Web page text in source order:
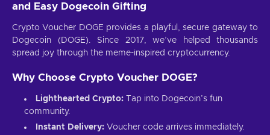
and Easy Dogecoin Gifting
Crypto Voucher DOGE provides a playful, secure gateway to
Dogecoin (DOGE). Since 2017, we’ve helped thousands
spread joy through the meme-inspired cryptocurrency.
Why Choose Crypto Voucher DOGE?
Lighthearted Crypto: Tap into Dogecoin’s fun
community.
Instant Delivery: Voucher code arrives immediately.